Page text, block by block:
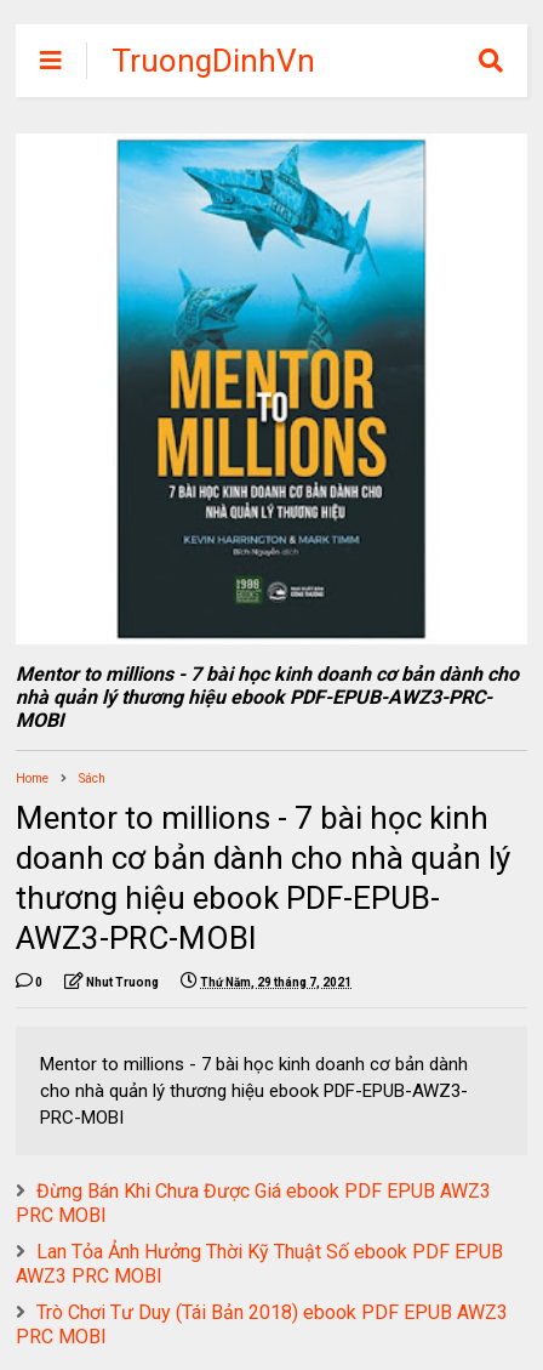
TruongDinhVn
Chia sẽ ebook,
các khóa học,
phần mềm học
tập miễn phí
Mentor to millions - 7 bài học kinh doanh cơ bản dành cho
nhà quản lý thương hiệu ebook PDF-EPUB-AWZ3-PRC-
MOBI
Home Sách
Mentor to millions - 7 bài học kinh
doanh cơ bản dành cho nhà quản lý
thương hiệu ebook PDF-EPUB-
AWZ3-PRC-MOBI
0 Nhut Truong Thứ Năm, 29 tháng 7, 2021
Mentor to millions - 7 bài học kinh doanh cơ bản dành
cho nhà quản lý thương hiệu ebook PDF-EPUB-AWZ3-
PRC-MOBI
Đừng Bán Khi Chưa Được Giá ebook PDF EPUB AWZ3
PRC MOBI
Lan Tỏa Ảnh Hưởng Thời Kỹ Thuật Số ebook PDF EPUB
AWZ3 PRC MOBI
Trò Chơi Tư Duy (Tái Bản 2018) ebook PDF EPUB AWZ3
PRC MOBI